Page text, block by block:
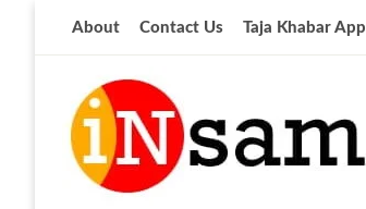
About Contact Us Taja Khabar App